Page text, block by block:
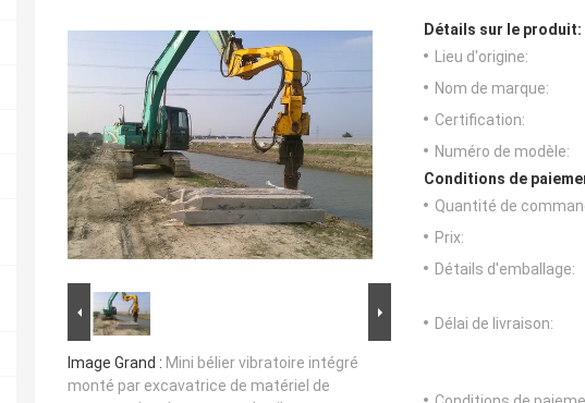
Image Grand : Mini bélier vibratoire intégré
monté par excavatrice de matériel de
Détails sur le produit:
Lieu d'origine:
Nom de marque:
Certification:
Numéro de modèle:
Conditions de
Quantité de
Prix:
Détails d'emballage:
Délai de livraison: